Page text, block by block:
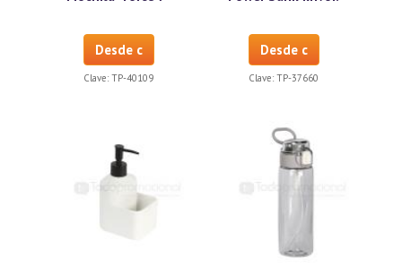
Desde c
Clave: TP-40109
Desde c
Clave: TP-37660